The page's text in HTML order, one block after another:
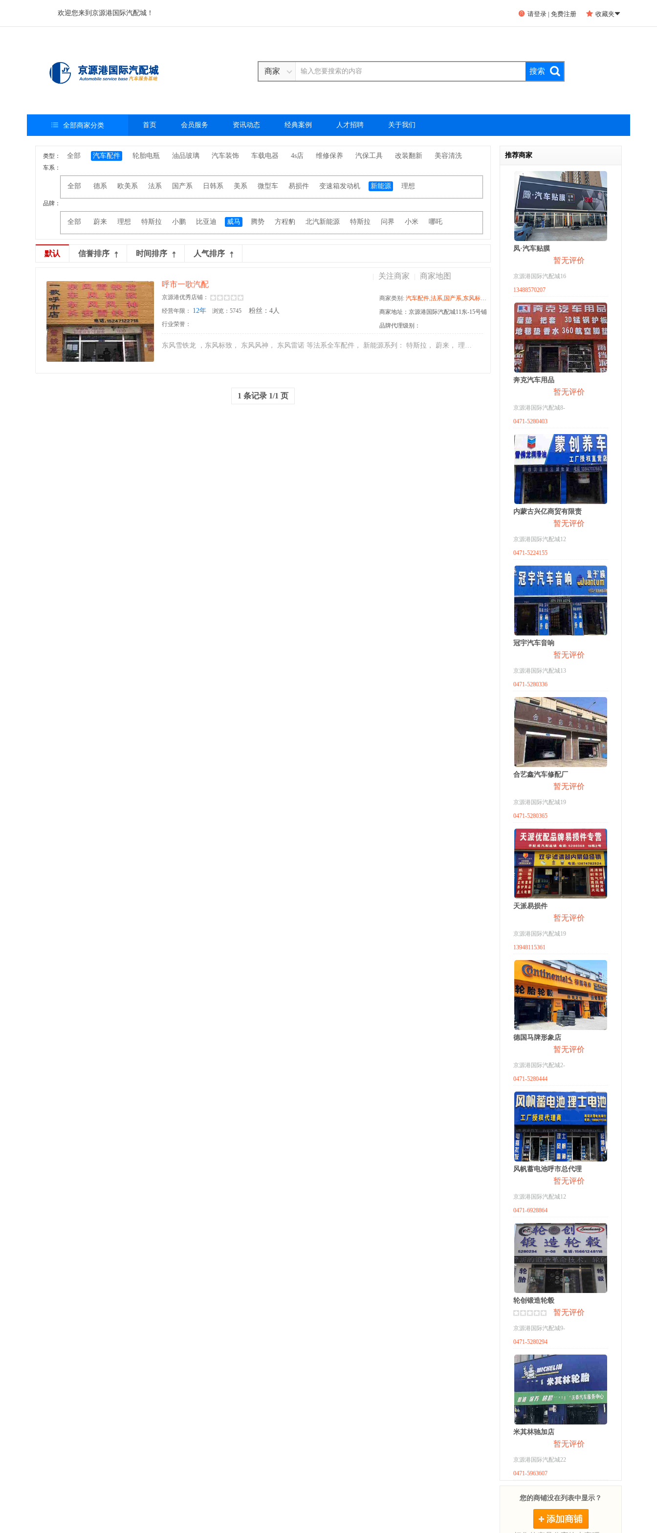
欢迎您来到京源港国际汽配城！  收藏夹
 请登录 | 免费注册
商家
 全部商家分类 首页 会员服务 资讯动态 经典案例 人才招聘 关于我们
类型： 全部 汽车配件 轮胎电瓶 油品玻璃 汽车装饰 车载电器 4s店 维修保养 汽保工具 改装翻新 美容清洗
车系：
全部 德系 欧美系 法系 国产系 日韩系 美系 微型车 易损件 变速箱发动机 新能源 理想
品牌：
全部 蔚来 理想 特斯拉 小鹏 比亚迪 威马 腾势 方程豹 北汽新能源 特斯拉 问界 小米 哪吒
默认 信誉排序 时间排序 人气排序
呼市一歌汽配
京源港优秀店铺：
经营年限： 12年 浏览：5745 粉丝：4人
行业荣誉：
东风雪铁龙 ，东风标致， 东风风神， 东风雷诺 等法系全车配件， 新能源系列： 特斯拉， 蔚来， 理想， 小鹏， 威
商家类别: 汽车配件,法系,国产系,东风标致,东风雷诺,东风雪铁龙,东风风神,新能源,蔚来,理想,特斯拉,小鹏,威马
商家地址：京源港国际汽配城11东-15号铺
品牌代理级别：
关注商家 商家地图
1 条记录 1/1 页
推荐商家
凤·汽车贴膜
暂无评价
京源港国际汽配城16
13488570207
奔克汽车用品
暂无评价
京源港国际汽配城8-
0471-5280403
内蒙古兴亿商贸有限责
暂无评价
京源港国际汽配城12
0471-5224155
冠宇汽车音响
暂无评价
京源港国际汽配城13
0471-5280336
合艺鑫汽车修配厂
暂无评价
京源港国际汽配城19
0471-5280365
天派易损件
暂无评价
京源港国际汽配城19
13948115361
德国马牌形象店
暂无评价
京源港国际汽配城2-
0471-5280444
风帆蓄电池呼市总代理
暂无评价
京源港国际汽配城12
0471-6928864
轮创锻造轮毂
暂无评价
京源港国际汽配城9-
0471-5280294
米其林驰加店
暂无评价
京源港国际汽配城22
0471-5963607
您的商铺没在列表中显示？